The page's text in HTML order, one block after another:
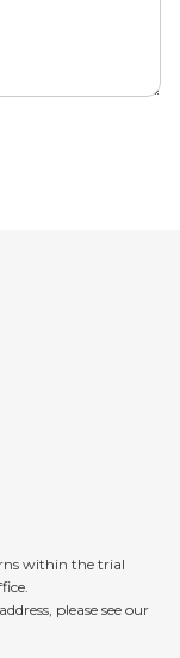
within the trial
please see our